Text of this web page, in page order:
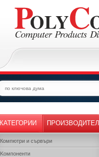
КАТЕГОРИИ ПРОИЗВОДИТЕЛ
Компютри и сървъри
Kомпоненти